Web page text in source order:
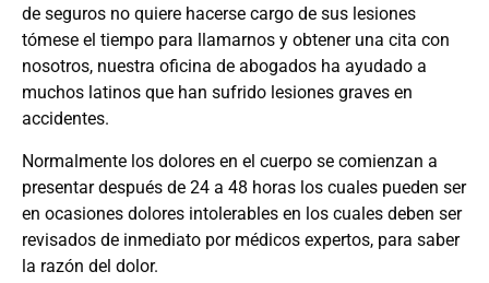
de seguros no quiere hacerse cargo de sus lesiones
tómese el tiempo para llamarnos y obtener una cita con
nosotros, nuestra oficina de abogados ha ayudado a
muchos latinos que han sufrido lesiones graves en
accidentes.
Normalmente los dolores en el cuerpo se comienzan a
presentar después de 24 a 48 horas los cuales pueden ser
en ocasiones dolores intolerables en los cuales deben ser
revisados de inmediato por médicos expertos, para saber
la razón del dolor.